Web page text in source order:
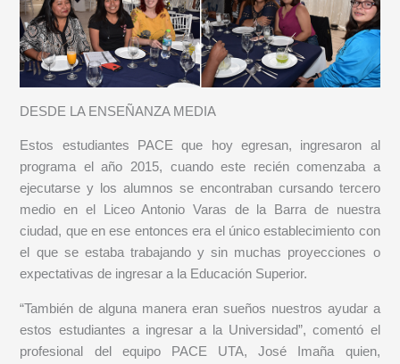
DESDE LA ENSEÑANZA MEDIA
Estos estudiantes PACE que hoy egresan, ingresaron al
programa el año 2015, cuando este recién comenzaba a
ejecutarse y los alumnos se encontraban cursando tercero
medio en el Liceo Antonio Varas de la Barra de nuestra
ciudad, que en ese entonces era el único establecimiento con
el que se estaba trabajando y sin muchas proyecciones o
expectativas de ingresar a la Educación Superior.
“También de alguna manera eran sueños nuestros ayudar a
estos estudiantes a ingresar a la Universidad”, comentó el
profesional del equipo PACE UTA, José Imaña quien,